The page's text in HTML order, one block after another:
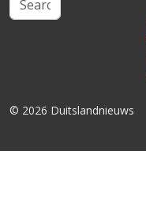
© 2026 Duitslandnieuws